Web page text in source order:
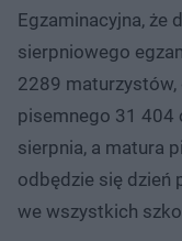
Egzaminacyjna, że
sierpniowego
2289
pisemnego 31 404
sierpnia, a matura
odbędzie się dzień
we wszystkich